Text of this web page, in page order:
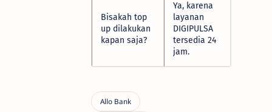
Bisakah top
up dilakukan
kapan saja?
Ya, karena
layanan
DIGIPULSA
tersedia 24
jam.